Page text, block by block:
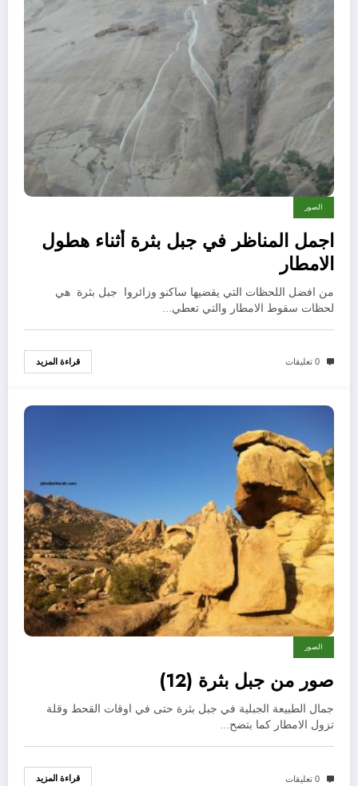
الصور
اجمل المناظر في جبل بثرة أثناء هطول
الامطار
من افضل اللحظات التي يقضيها ساكنو وزائروا جبل بثرة هي
لحظات سقوط الامطار والتي تعطي…
0 تعليقات قراءة المزيد
الصور
صور من جبل بثرة (12)
جمال الطبيعة الجبلية في جبل بثرة حتى في اوقات القحط وقلة
تزول الامطار كما بتضح…
0 تعليقات قراءة المزيد